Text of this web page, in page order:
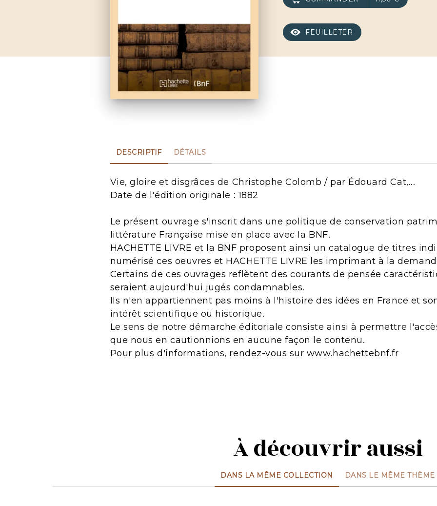
FEUILLETER
DESCRIPTIF DÉTAILS
Vie, gloire et disgrâces de Christophe Colomb / par Édouard Cat,...
Date de l'édition originale : 1882
Le présent ouvrage s'inscrit dans une politique de conservation
littérature Française mise en place avec la BNF.
HACHETTE LIVRE et la BNF proposent ainsi un catalogue de titres
numérisé ces oeuvres et HACHETTE LIVRE les imprimant à la
Certains de ces ouvrages reflètent des courants de pensée
seraient aujourd'hui jugés condamnables.
Ils n'en appartiennent pas moins à l'histoire des idées en France et
intérêt scientifique ou historique.
Le sens de notre démarche éditoriale consiste ainsi à permettre
que nous en cautionnions en aucune façon le contenu.
Pour plus d'informations, rendez-vous sur www.hachettebnf.fr
À découvrir aussi
DANS LA MÊME COLLECTION DANS LE MÊME THÈME